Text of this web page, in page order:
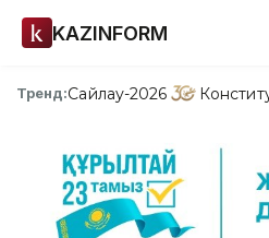
KAZINFORM
Тренд:Сайлау-2026